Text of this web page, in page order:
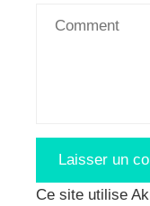
Ce site utilise